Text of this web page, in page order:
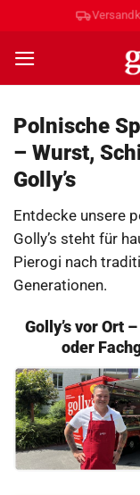
springen
Polnische
– Wurst,
Golly’s
Entdecke unsere
Golly’s steht für
Pierogi nach
Generationen.
Golly’s vor Ort
oder